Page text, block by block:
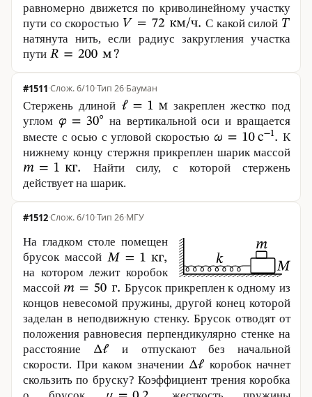
равномерно движется по криволинейному участку
пути со скоростью
С какой силой
натянута нить, если радиус закругления участка
пути
#1511· 6/10·Тип 26·Бауман
Стержень длиной
закреплен жестко под
углом
на вертикальной оси и вращается
вместе с осью с угловой скоростью
К
нижнему концу стержня прикреплен шарик массой
Найти силу, с которой стержень
действует на шарик.
#1512· 6/10·Тип 26·МГУ
На гладком столе помещен
брусок массой
на котором лежит коробок
массой
Брусок прикреплен к одному из
концов невесомой пружины, другой конец которой
заделан в неподвижную стенку. Брусок отводят от
положения равновесия перпендикулярно стенке на
расстояние
и отпускают без начальной
скорости. При каком значении
коробок начнет
скользить по бруску? Коэффициент трения коробка